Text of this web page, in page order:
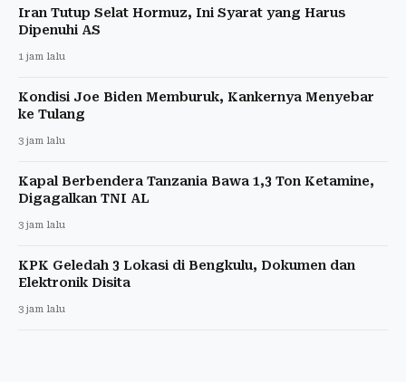
Iran Tutup Selat Hormuz, Ini Syarat yang Harus
Dipenuhi AS
1 jam lalu
Kondisi Joe Biden Memburuk, Kankernya Menyebar
ke Tulang
3 jam lalu
Kapal Berbendera Tanzania Bawa 1,3 Ton Ketamine,
Digagalkan TNI AL
3 jam lalu
KPK Geledah 3 Lokasi di Bengkulu, Dokumen dan
Elektronik Disita
3 jam lalu